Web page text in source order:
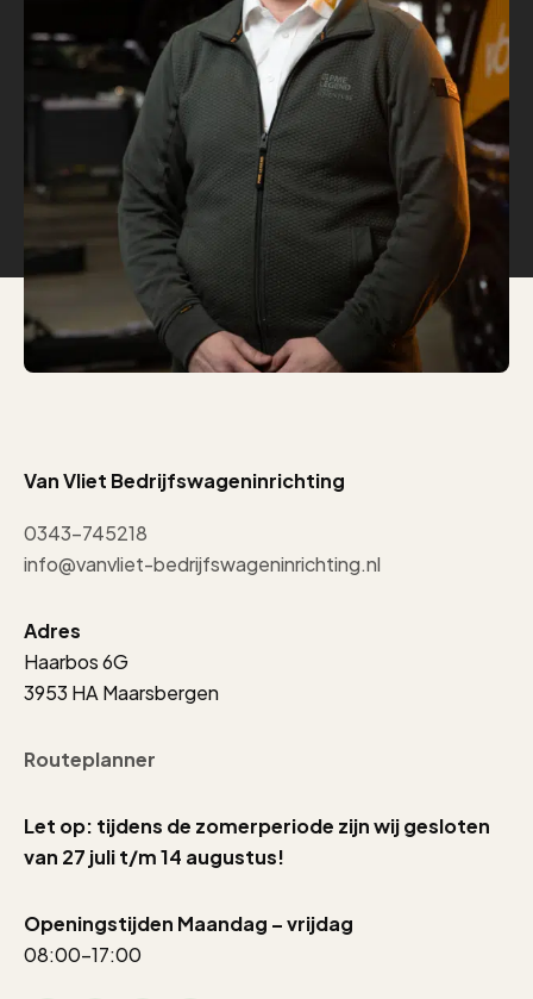
Van Vliet Bedrijfswageninrichting
0343-745218
info@vanvliet-bedrijfswageninrichting.nl
Adres
Haarbos 6G
3953 HA Maarsbergen
Routeplanner
Let op: tijdens de zomerperiode zijn wij gesloten
van 27 juli t/m 14 augustus!
Openingstijden Maandag – vrijdag
08:00-17:00